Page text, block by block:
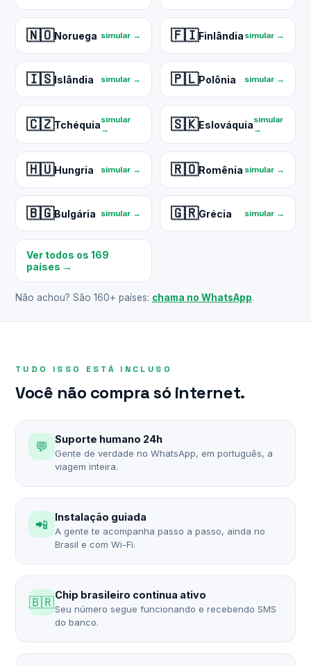
🇳🇴Noruega simular → 🇫🇮Finlândia simular →
🇮🇸Islândia simular → 🇵🇱Polônia simular →
🇨🇿Tchéquiasimular
→
🇸🇰Eslováquiasimular
→
🇭🇺Hungria simular → 🇷🇴Romênia simular →
🇧🇬Bulgária simular → 🇬🇷Grécia simular →
Ver todos os 169
países →
Não achou? São 160+ países: chama no WhatsApp.
TUDO ISSO ESTÁ INCLUSO
Você não compra só internet.
💬 Suporte humano 24h
Gente de verdade no WhatsApp, em português, a
viagem inteira.
📲 Instalação guiada
A gente te acompanha passo a passo, ainda no
Brasil e com Wi-Fi.
🇧🇷Chip brasileiro continua ativo
Seu número segue funcionando e recebendo SMS
do banco.